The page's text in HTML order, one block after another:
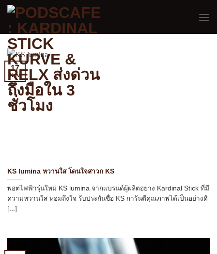
Skip
content
KS lumina หวานใส โดนใจสาวก KS
พอตไฟฟ้ารุ่นใหม่ KS lumina จากแบรนด์ผู้ผลิตอย่าง Kardinal Stick ที่มี
ความหวานใส หอมถึงใจ รับประกันชื่อ KS การันตีคุณภาพได้เป็นอย่างดี
[...]
17
Nov